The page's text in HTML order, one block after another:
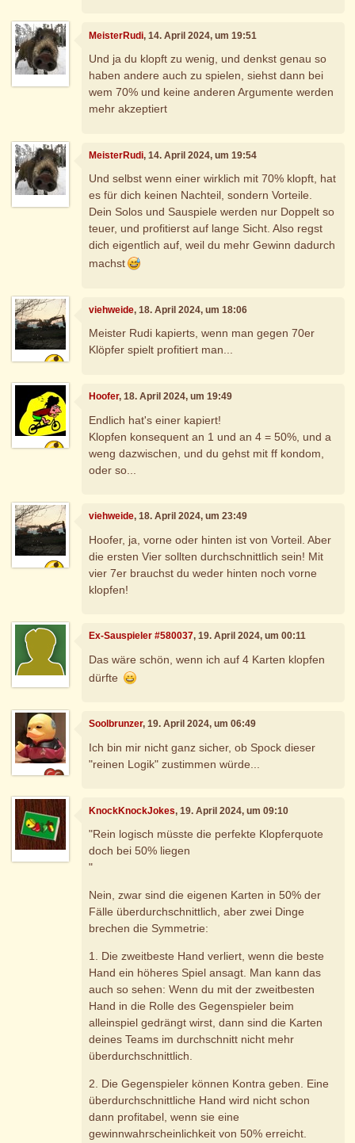
MeisterRudi, 14. April 2024, um 19:51
Und ja du klopft zu wenig, und denkst genau so
haben andere auch zu spielen, siehst dann bei
wem 70% und keine anderen Argumente werden
mehr akzeptiert
MeisterRudi, 14. April 2024, um 19:54
Und selbst wenn einer wirklich mit 70% klopft, hat
es für dich keinen Nachteil, sondern Vorteile.
Dein Solos und Sauspiele werden nur Doppelt so
teuer, und profitierst auf lange Sicht. Also regst
dich eigentlich auf, weil du mehr Gewinn dadurch
machst
viehweide, 18. April 2024, um 18:06
Meister Rudi kapierts, wenn man gegen 70er
Klöpfer spielt profitiert man...
Hoofer, 18. April 2024, um 19:49
Endlich hat's einer kapiert!
Klopfen konsequent an 1 und an 4 = 50%, und a
weng dazwischen, und du gehst mit ff kondom,
oder so...
viehweide, 18. April 2024, um 23:49
Hoofer, ja, vorne oder hinten ist von Vorteil. Aber
die ersten Vier sollten durchschnittlich sein! Mit
vier 7er brauchst du weder hinten noch vorne
klopfen!
Ex-Sauspieler #580037, 19. April 2024, um 00:11
Das wäre schön, wenn ich auf 4 Karten klopfen
dürfte
Soolbrunzer, 19. April 2024, um 06:49
Ich bin mir nicht ganz sicher, ob Spock dieser
"reinen Logik" zustimmen würde...
KnockKnockJokes, 19. April 2024, um 09:10
"Rein logisch müsste die perfekte Klopferquote
doch bei 50% liegen
"
Nein, zwar sind die eigenen Karten in 50% der
Fälle überdurchschnittlich, aber zwei Dinge
brechen die Symmetrie:
1. Die zweitbeste Hand verliert, wenn die beste
Hand ein höheres Spiel ansagt. Man kann das
auch so sehen: Wenn du mit der zweitbesten
Hand in die Rolle des Gegenspieler beim
alleinspiel gedrängt wirst, dann sind die Karten
deines Teams im durchschnitt nicht mehr
überdurchschnittlich.
2. Die Gegenspieler können Kontra geben. Eine
überdurchschnittliche Hand wird nicht schon
dann profitabel, wenn sie eine
gewinnwahrscheinlichkeit von 50% erreicht.